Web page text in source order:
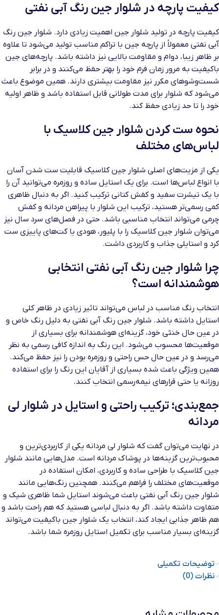
کیفیت پارچه در شلوار جین رنگ آبی نفتی
کیفیت پارچه در تولید شلوار جین اهمیت زیادی دارد. شلوار جین رنگ
آبی نفتی معمولاً از پارچه جین با تراکم مناسب تولید می‌شود تا علاوه
بر ظاهر زیبا، دوام و مقاومت بالایی نیز داشته باشد. پارچه‌های جین
باکیفیت به مرور زمان فرم خود را بهتر حفظ می‌کنند و در برابر
شست‌وشوهای مکرر نیز مقاومت بیشتری دارند. همین موضوع باعث
می‌شود که شلوار برای مدت طولانی قابل استفاده باشد و ظاهر اولیه
خود را تا حد زیادی حفظ کند.
نحوه ست کردن شلوار جین کلاسیک با
لباس‌های مختلف
یکی از مزیت‌های اصلی شلوار جین کلاسیک قابلیت ست شدن آسان
با انواع لباس‌ها است. برای یک استایل ساده و روزمره می‌توانید آن را
با یک تیشرت سفید و کفش کتانی ترکیب کنید. اگر به دنبال ظاهری
کمی رسمی‌تر هستید، ترکیب این شلوار با پیراهن مردانه و کفش
چرمی می‌تواند انتخاب مناسبی باشد. حتی در فصل‌های سرد سال نیز
می‌توان شلوار جین کلاسیک را با پلیور، هودی یا کت‌های پاییزی ست
کرد و استایلی جذاب و کاربردی داشت.
چرا شلوار جین رنگ آبی نفتی انتخابی
هوشمندانه است؟
انتخاب رنگ مناسب در لباس می‌تواند تاثیر زیادی در ظاهر کلی
استایل داشته باشد. شلوار جین رنگ آبی نفتی به دلیل رنگ خاص و
در عین حال خنثی خود، گزینه‌ای هوشمندانه برای بسیاری از
موقعیت‌ها محسوب می‌شود. این رنگ به اندازه کافی رسمی به نظر
می‌رسد و در عین حال حس راحتی و روزمره بودن را نیز حفظ می‌کند.
همین ویژگی باعث شده بسیاری از آقایان این رنگ را برای استفاده
روزانه یا حتی قرارهای نیمه‌رسمی انتخاب کنند.
جمع‌بندی؛ ترکیب راحتی و استایل در شلوار لی
مردانه
در نهایت می‌توان گفت که شلوار لی مردانه یکی از کاربردی‌ترین و
محبوب‌ترین گزینه‌ها در پوشاک مردانه است. مدل‌هایی مانند شلوار
جین کلاسیک با طراحی ساده و کاربردی، امکان استفاده در
موقعیت‌های مختلف را فراهم می‌کنند. همچنین رنگ‌هایی مانند
شلوار جین رنگ آبی نفتی باعث می‌شوند استایل شما ظاهری شیک و
متفاوت داشته باشد. اگر به دنبال لباسی هستید که هم راحت باشد و
هم ظاهر جذابی ایجاد کند، انتخاب یک شلوار جین باکیفیت می‌تواند
گزینه‌ای بسیار مناسب برای تکمیل استایل روزمره شما باشد.
توضیحات تکمیلی
نظرات (0)